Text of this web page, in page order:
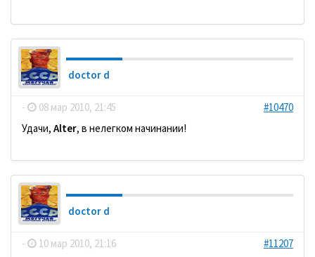
doctor d
- 08 мар 2010, 21:45
#10470
Удачи, Alter, в нелегком начинании!
doctor d
- 10 мар 2010, 21:16
#11207